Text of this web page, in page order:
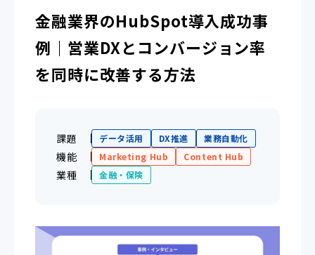
金融業界のHubSpot導入成功事
例｜営業DXとコンバージョン率
を同時に改善する方法
課題 データ活用 DX推進 業務自動化
機能 Marketing Hub Content Hub
業種 金融・保険